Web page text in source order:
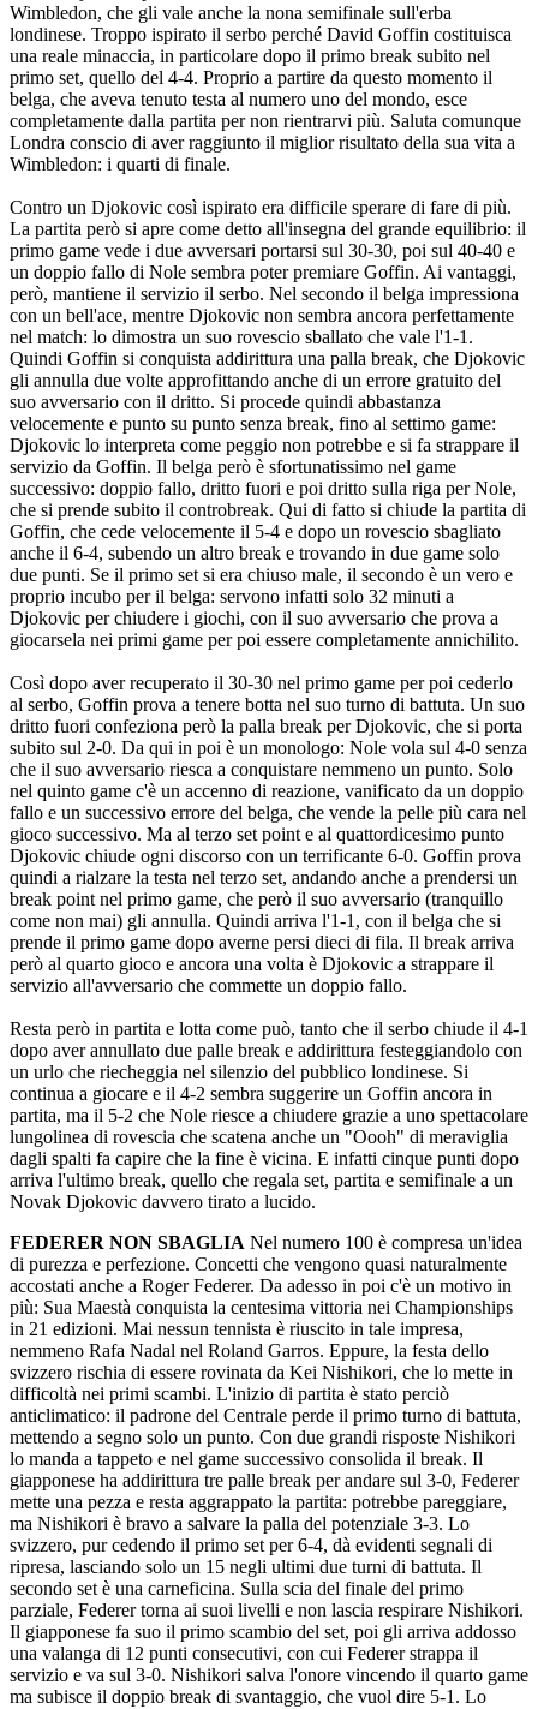
Wimbledon, che gli vale anche la nona semifinale sull'erba
londinese. Troppo ispirato il serbo perché David Goffin costituisca
una reale minaccia, in particolare dopo il primo break subito nel
primo set, quello del 4-4. Proprio a partire da questo momento il
belga, che aveva tenuto testa al numero uno del mondo, esce
completamente dalla partita per non rientrarvi più. Saluta comunque
Londra conscio di aver raggiunto il miglior risultato della sua vita a
Wimbledon: i quarti di finale.
Contro un Djokovic così ispirato era difficile sperare di fare di più.
La partita però si apre come detto all'insegna del grande equilibrio: il
primo game vede i due avversari portarsi sul 30-30, poi sul 40-40 e
un doppio fallo di Nole sembra poter premiare Goffin. Ai vantaggi,
però, mantiene il servizio il serbo. Nel secondo il belga impressiona
con un bell'ace, mentre Djokovic non sembra ancora perfettamente
nel match: lo dimostra un suo rovescio sballato che vale l'1-1.
Quindi Goffin si conquista addirittura una palla break, che Djokovic
gli annulla due volte approfittando anche di un errore gratuito del
suo avversario con il dritto. Si procede quindi abbastanza
velocemente e punto su punto senza break, fino al settimo game:
Djokovic lo interpreta come peggio non potrebbe e si fa strappare il
servizio da Goffin. Il belga però è sfortunatissimo nel game
successivo: doppio fallo, dritto fuori e poi dritto sulla riga per Nole,
che si prende subito il controbreak. Qui di fatto si chiude la partita di
Goffin, che cede velocemente il 5-4 e dopo un rovescio sbagliato
anche il 6-4, subendo un altro break e trovando in due game solo
due punti. Se il primo set si era chiuso male, il secondo è un vero e
proprio incubo per il belga: servono infatti solo 32 minuti a
Djokovic per chiudere i giochi, con il suo avversario che prova a
giocarsela nei primi game per poi essere completamente annichilito.
Così dopo aver recuperato il 30-30 nel primo game per poi cederlo
al serbo, Goffin prova a tenere botta nel suo turno di battuta. Un suo
dritto fuori confeziona però la palla break per Djokovic, che si porta
subito sul 2-0. Da qui in poi è un monologo: Nole vola sul 4-0 senza
che il suo avversario riesca a conquistare nemmeno un punto. Solo
nel quinto game c'è un accenno di reazione, vanificato da un doppio
fallo e un successivo errore del belga, che vende la pelle più cara nel
gioco successivo. Ma al terzo set point e al quattordicesimo punto
Djokovic chiude ogni discorso con un terrificante 6-0. Goffin prova
quindi a rialzare la testa nel terzo set, andando anche a prendersi un
break point nel primo game, che però il suo avversario (tranquillo
come non mai) gli annulla. Quindi arriva l'1-1, con il belga che si
prende il primo game dopo averne persi dieci di fila. Il break arriva
però al quarto gioco e ancora una volta è Djokovic a strappare il
servizio all'avversario che commette un doppio fallo.
Resta però in partita e lotta come può, tanto che il serbo chiude il 4-1
dopo aver annullato due palle break e addirittura festeggiandolo con
un urlo che riecheggia nel silenzio del pubblico londinese. Si
continua a giocare e il 4-2 sembra suggerire un Goffin ancora in
partita, ma il 5-2 che Nole riesce a chiudere grazie a uno spettacolare
lungolinea di rovescia che scatena anche un "Oooh" di meraviglia
dagli spalti fa capire che la fine è vicina. E infatti cinque punti dopo
arriva l'ultimo break, quello che regala set, partita e semifinale a un
Novak Djokovic davvero tirato a lucido.
FEDERER NON SBAGLIA Nel numero 100 è compresa un'idea
di purezza e perfezione. Concetti che vengono quasi naturalmente
accostati anche a Roger Federer. Da adesso in poi c'è un motivo in
più: Sua Maestà conquista la centesima vittoria nei Championships
in 21 edizioni. Mai nessun tennista è riuscito in tale impresa,
nemmeno Rafa Nadal nel Roland Garros. Eppure, la festa dello
svizzero rischia di essere rovinata da Kei Nishikori, che lo mette in
difficoltà nei primi scambi. L'inizio di partita è stato perciò
anticlimatico: il padrone del Centrale perde il primo turno di battuta,
mettendo a segno solo un punto. Con due grandi risposte Nishikori
lo manda a tappeto e nel game successivo consolida il break. Il
giapponese ha addirittura tre palle break per andare sul 3-0, Federer
mette una pezza e resta aggrappato la partita: potrebbe pareggiare,
ma Nishikori è bravo a salvare la palla del potenziale 3-3. Lo
svizzero, pur cedendo il primo set per 6-4, dà evidenti segnali di
ripresa, lasciando solo un 15 negli ultimi due turni di battuta. Il
secondo set è una carneficina. Sulla scia del finale del primo
parziale, Federer torna ai suoi livelli e non lascia respirare Nishikori.
Il giapponese fa suo il primo scambio del set, poi gli arriva addosso
una valanga di 12 punti consecutivi, con cui Federer strappa il
servizio e va sul 3-0. Nishikori salva l'onore vincendo il quarto game
ma subisce il doppio break di svantaggio, che vuol dire 5-1. Lo